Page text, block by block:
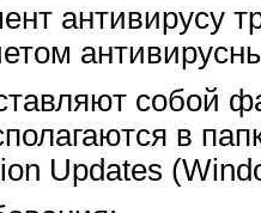
антивирусу
собой
в
Updates